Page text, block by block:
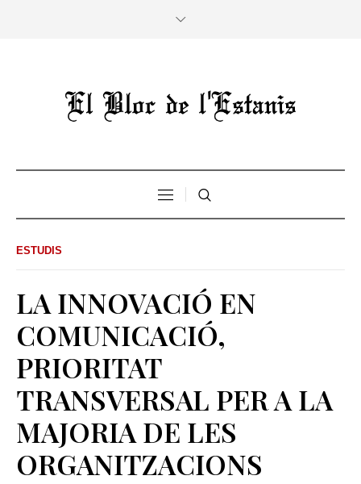
ESTUDIS
LA INNOVACIÓ EN
COMUNICACIÓ,
PRIORITAT
TRANSVERSAL PER A LA
MAJORIA DE LES
ORGANITZACIONS